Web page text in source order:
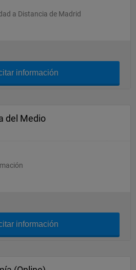
a Distancia de Madrid
información
del Medio
información